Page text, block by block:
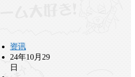
资讯
24年10月29
日